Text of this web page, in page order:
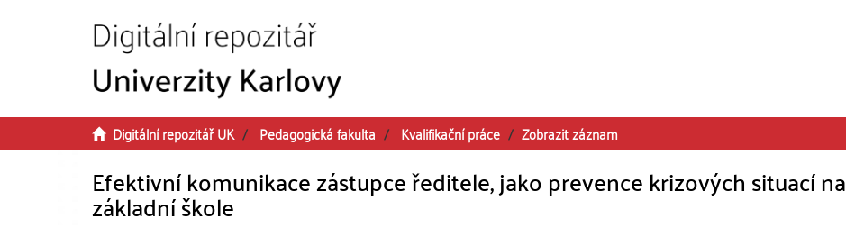
Digitální repozitář UK Pedagogická fakulta Kvalifikační práce Zobrazit záznam
Efektivní komunikace zástupce ředitele, jako prevence krizových situací na
základní škole